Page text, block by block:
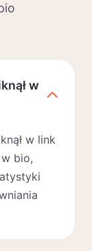
w
w link
bio,